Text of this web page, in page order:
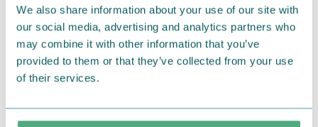
We also share information about your use of our site with
our social media, advertising and analytics partners who
may combine it with other information that you’ve
provided to them or that they’ve collected from your use
of their services.
価格：2,178円(税込)
品番：JI2687-4
全国イオンにて販売中
※一部店舗ではお取り扱いが無い場合がございます。
【発売元】株式会社ナカタ